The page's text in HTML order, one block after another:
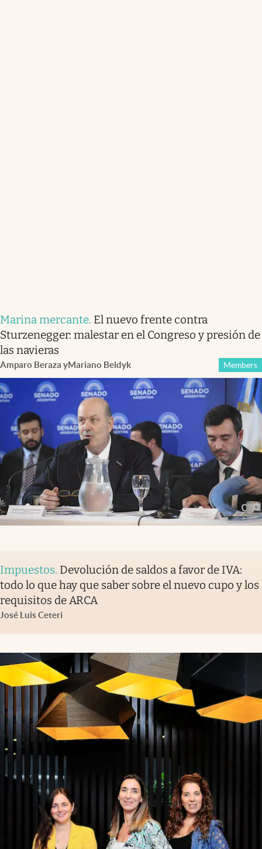
Marina mercante. El nuevo frente contra
Sturzenegger: malestar en el Congreso y presión de
las navieras
Amparo Beraza yMariano Beldyk Members
Impuestos. Devolución de saldos a favor de IVA:
todo lo que hay que saber sobre el nuevo cupo y los
requisitos de ARCA
José Luis Ceteri